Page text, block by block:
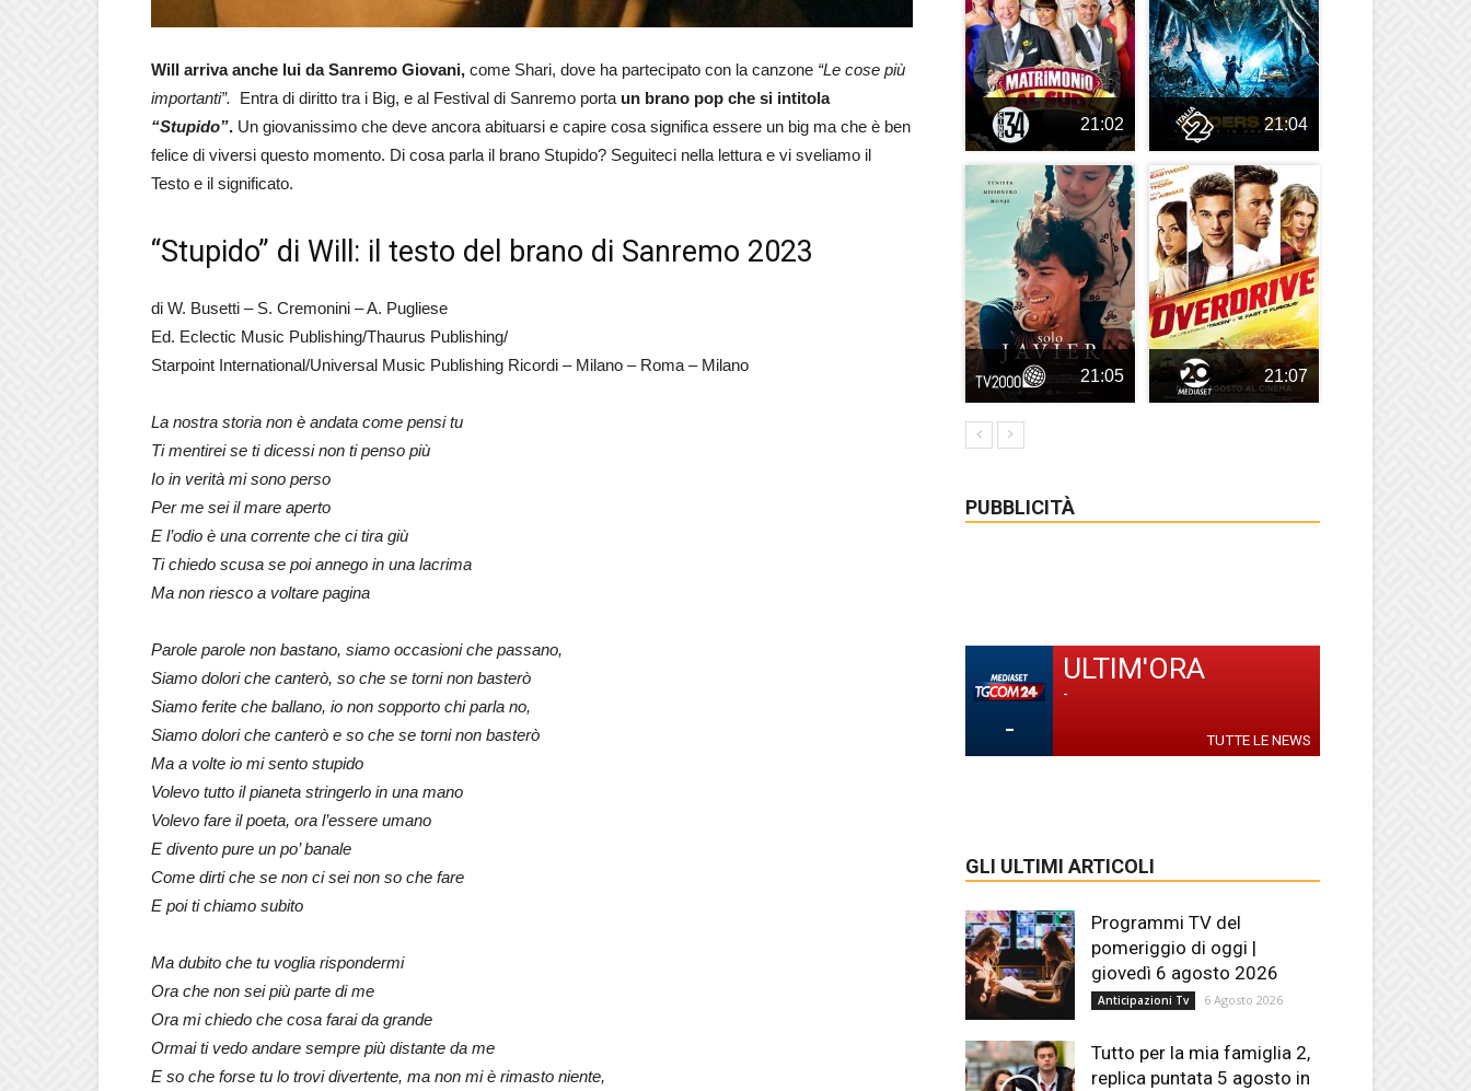
Will arriva anche lui da Sanremo Giovani, come Shari, dove ha partecipato con la canzone “Le cose più
importanti”. Entra di diritto tra i Big, e al Festival di Sanremo porta un brano pop che si intitola
“Stupido”. Un giovanissimo che deve ancora abituarsi e capire cosa significa essere un big ma che è ben
felice di viversi questo momento. Di cosa parla il brano Stupido? Seguiteci nella lettura e vi sveliamo il
Testo e il significato.
“Stupido” di Will: il testo del brano di Sanremo 2023
di W. Busetti – S. Cremonini – A. Pugliese
Ed. Eclectic Music Publishing/Thaurus Publishing/
Starpoint International/Universal Music Publishing Ricordi – Milano – Roma – Milano
La nostra storia non è andata come pensi tu
Ti mentirei se ti dicessi non ti penso più
Io in verità mi sono perso
Per me sei il mare aperto
E l’odio è una corrente che ci tira giù
Ti chiedo scusa se poi annego in una lacrima
Ma non riesco a voltare pagina
Parole parole non bastano, siamo occasioni che passano,
Siamo dolori che canterò, so che se torni non basterò
Siamo ferite che ballano, io non sopporto chi parla no,
Siamo dolori che canterò e so che se torni non basterò
Ma a volte io mi sento stupido
Volevo tutto il pianeta stringerlo in una mano
Volevo fare il poeta, ora l’essere umano
E divento pure un po’ banale
Come dirti che se non ci sei non so che fare
E poi ti chiamo subito
Ma dubito che tu voglia rispondermi
Ora che non sei più parte di me
Ora mi chiedo che cosa farai da grande
Ormai ti vedo andare sempre più distante da me
E so che forse tu lo trovi divertente, ma non mi è rimasto niente,
21:02 21:04
21:05 21:07
PUBBLICITÀ
-
ULTIM'ORA
-
TUTTE LE NEWS
GLI ULTIMI ARTICOLI
Programmi TV del
pomeriggio di oggi |
giovedì 6 agosto 2026
Anticipazioni Tv 6 Agosto 2026
Tutto per la mia famiglia 2,
replica puntata 5 agosto in